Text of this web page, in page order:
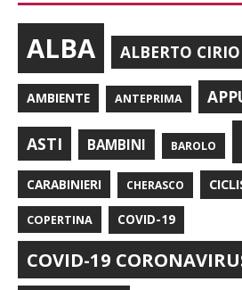
ALBA ALBERTO CIRIO
AMBIENTE ANTEPRIMA
ASTI BAMBINI BAROLO
CARABINIERI CHERASCO
COPERTINA COVID-19
COVID-19